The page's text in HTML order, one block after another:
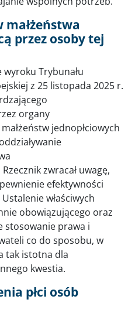
przez osoby tej
Trybunału
z 25 listopada 2025 r.
organy
jednopłciowych
zwracał uwagę,
efektywności
właściwych
obowiązującego oraz
stosowanie prawa i
co do sposobu, w
tak istotna dla
kwestia.
płci osób